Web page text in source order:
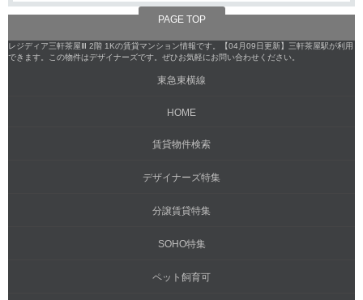
PAGE TOP
レジディア三軒茶屋Ⅲ 2階 1Kの賃貸マンション情報です。【04月09日更新】三軒茶屋駅が利用
できます。この物件はデザイナーズです。ぜひお気軽にお問い合わせください。
東急東横線
HOME
賃貸物件検索
デザイナーズ特集
分譲賃貸特集
SOHO特集
ペット飼育可